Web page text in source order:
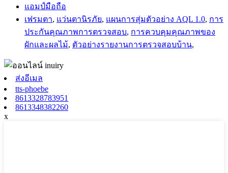
แอมป์มือถือ
เฟรมตา, แว่นตานิรภัย, แผนการสุ่มตัวอย่าง AQL 1.0, การ
ประกันคุณภาพการตรวจสอบ, การควบคุมคุณภาพของ
ผักและผลไม้, ตัวอย่างรายงานการตรวจสอบบ้าน,
ส่งอีเมล
tts-phoebe
8613328783951
8613348382260
x